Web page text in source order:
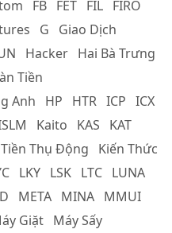
FB FET FIL FIRO
G
Giao Dịch
Hacker Hai Bà Trưng
Tiền
Anh HP HTR ICP ICX
Kaito KAS
KAT
Thụ Động
Kiến Thức
LKY LSK LTC LUNA
META MINA MMUI
Giặt Máy Sấy